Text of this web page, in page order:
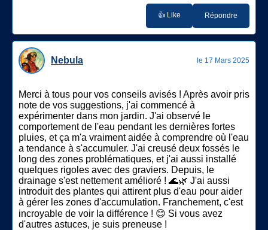
👍 Like Répondre
Nebula le 17 Mars 2025
Merci à tous pour vos conseils avisés ! Après avoir pris
note de vos suggestions, j'ai commencé à
expérimenter dans mon jardin. J'ai observé le
comportement de l'eau pendant les dernières fortes
pluies, et ça m'a vraiment aidée à comprendre où l'eau
a tendance à s'accumuler. J'ai creusé deux fossés le
long des zones problématiques, et j'ai aussi installé
quelques rigoles avec des graviers. Depuis, le
drainage s'est nettement amélioré ! 🌊🌿 J'ai aussi
introduit des plantes qui attirent plus d'eau pour aider
à gérer les zones d'accumulation. Franchement, c'est
incroyable de voir la différence ! 😊 Si vous avez
d'autres astuces, je suis preneuse !